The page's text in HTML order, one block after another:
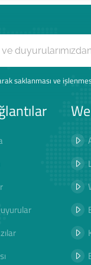
saklanması ve